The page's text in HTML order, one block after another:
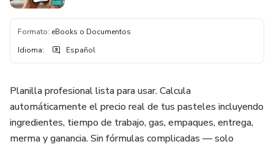
Formato: eBooks o Documentos
Idioma: Español
Planilla profesional lista para usar. Calcula
automáticamente el precio real de tus pasteles incluyendo
ingredientes, tiempo de trabajo, gas, empaques, entrega,
merma y ganancia. Sin fórmulas complicadas — solo